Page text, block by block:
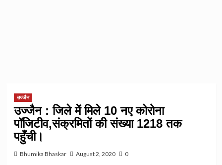
उज्जैन
उज्जैन : जिले में मिले 10 नए कोरोना
पॉजिटीव,संक्रमितों की संख्या 1218 तक
पहुँची।
Bhumika Bhaskar August 2, 2020 0